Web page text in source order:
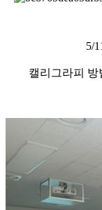
5/
캘리그라피 방